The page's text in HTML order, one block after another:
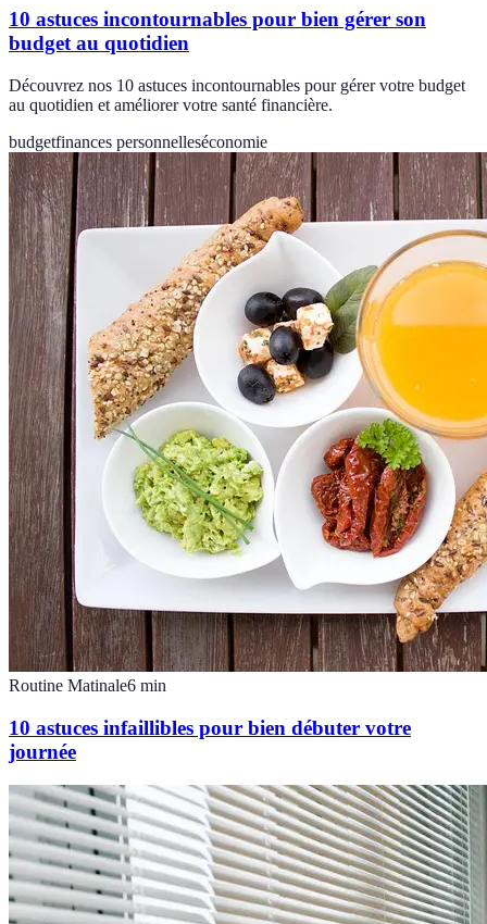
10 astuces incontournables pour bien gérer son
budget au quotidien
Découvrez nos 10 astuces incontournables pour gérer votre budget
au quotidien et améliorer votre santé financière.
budgetfinances personnelleséconomie
Routine Matinale6 min
10 astuces infaillibles pour bien débuter votre
journée